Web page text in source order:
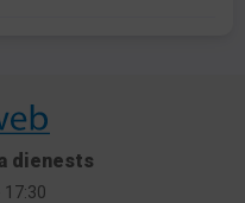
dienests
17:30